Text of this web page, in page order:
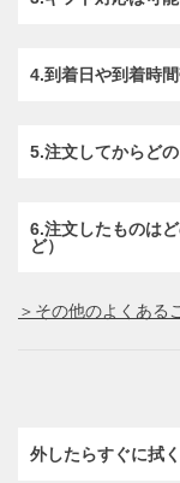
4.到着日や到着時
5.注文してからど
6.注文したものは
ど）
＞その他のよくある
外したらすぐに拭